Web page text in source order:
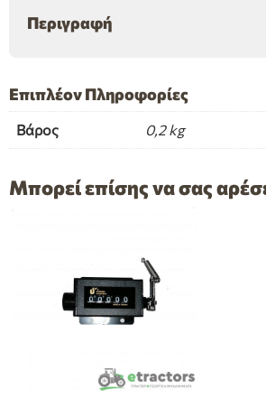
Περιγραφή
Επιπλέον Πληροφορίες
Βάρος 0,2 kg
Μπορεί επίσης να σας